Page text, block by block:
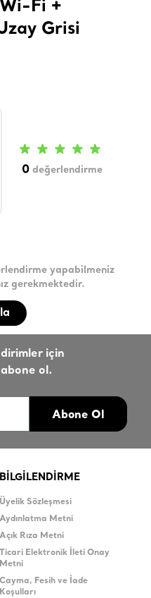
Fi +
Grisi
0 değerlendirme
yapabilmeniz
gerekmektedir.
için
ol.
Abone Ol
BİLGİLENDİRME
Üyelik Sözleşmesi
Aydınlatma Metni
Açık Rıza Metni
Ticari Elektronik İleti Onay
Metni
Cayma, Fesih ve İade
Koşulları